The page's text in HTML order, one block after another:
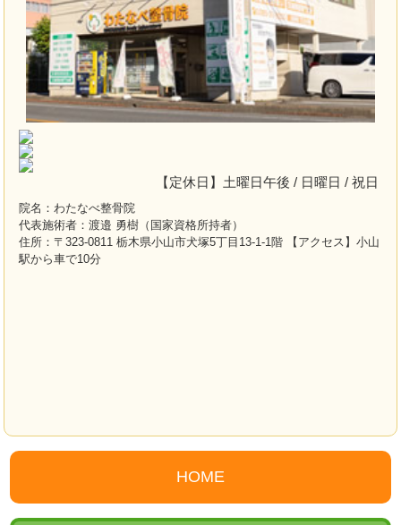
【定休日】土曜日午後 / 日曜日 / 祝日
院名：わたなべ整骨院
代表施術者：渡邉 勇樹（国家資格所持者）
住所：〒323-0811 栃木県小山市犬塚5丁目13-1-1階 【アクセス】小山
駅から車で10分
HOME